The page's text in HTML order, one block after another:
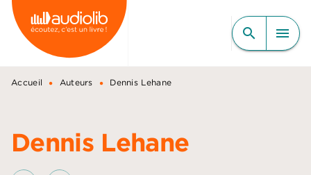
MENU RECHERCHE
CONTENU
PIED DE PAGE
search menu
Accueil • Auteurs • Dennis Lehane
Dennis Lehane